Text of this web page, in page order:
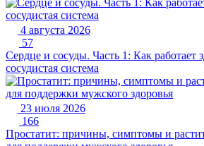
4 августа 2026
57
Сердце и сосуды. Часть 1: Как работает
сосудистая система
23 июля 2026
166
Простатит: причины, симптомы и